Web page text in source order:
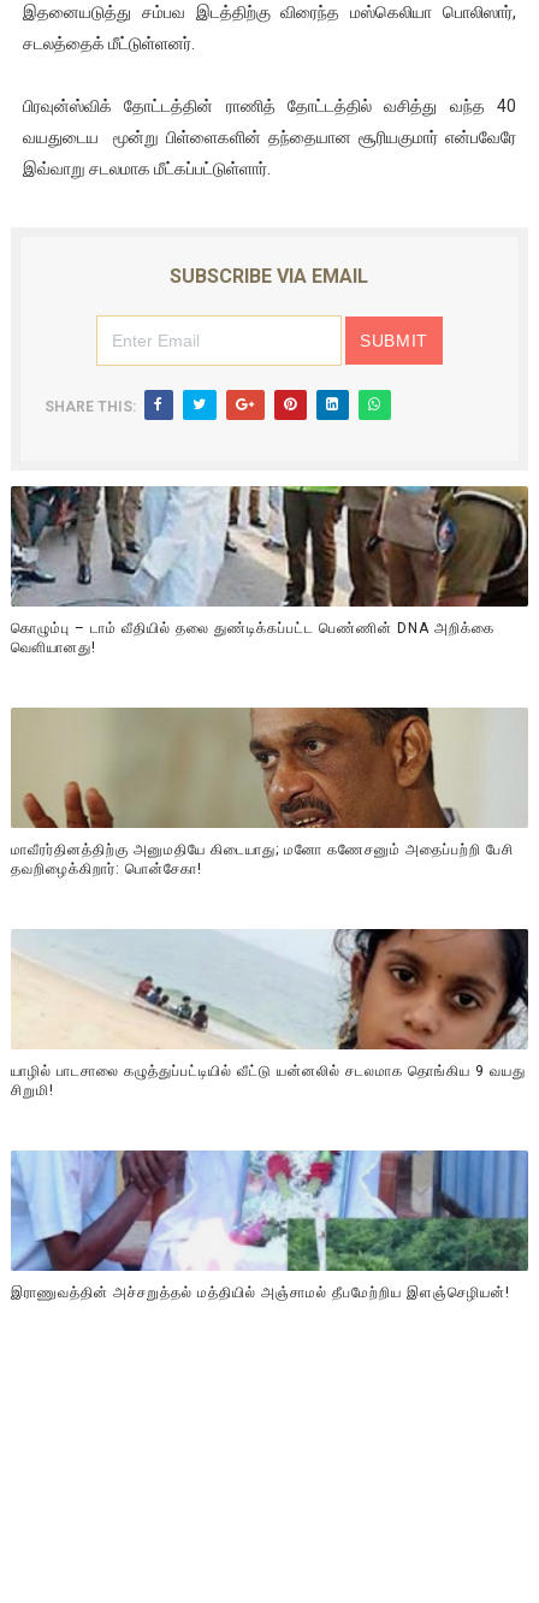
வலிமை தான் அஜித் திரைப்பயணத்திலே அதிக காலெக்ஷன் செய்த
2ஆம் நாள் உக்ரைன் யுத்தம்!! எங்களைத் தனிமையில்
இதனையடுத்து சம்பவ இடத்திற்கு விரைந்த மஸ்கெலியா பொலிஸார்,
சடலத்தைக் மீட்டுள்ளனர்.
பிரவுன்ஸ்விக் தோட்டத்தின் ராணித் தோட்டத்தில் வசித்து வந்த 40
வயதுடைய மூன்று பிள்ளைகளின் தந்தையான சூரியகுமார் என்பவேரே
இவ்வாறு சடலமாக மீட்கப்பட்டுள்ளார்.
SUBSCRIBE VIA EMAIL
SHARE THIS:
கொழும்பு – டாம் வீதியில் தலை துண்டிக்கப்பட்ட பெண்ணின் DNA அறிக்கை
வௌியானது!
மாவீரர்தினத்திற்கு அனுமதியே கிடையாது; மனோ கணேசனும் அதைப்பற்றி பேசி
தவறிழைக்கிறார்: பொன்சேகா!
யாழில் பாடசாலை கழுத்துப்பட்டியில் வீட்டு யன்னலில் சடலமாக தொங்கிய 9 வயது
சிறுமி!
இராணுவத்தின் அச்சறுத்தல் மத்தியில் அஞ்சாமல் தீபமேற்றிய இளஞ்செழியன்!